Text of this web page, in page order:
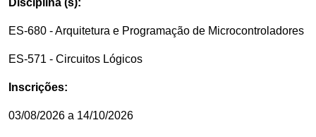
Disciplina (s):
ES-680 - Arquitetura e Programação de Microcontroladores
ES-571 - Circuitos Lógicos
Inscrições:
03/08/2026 a 14/10/2026